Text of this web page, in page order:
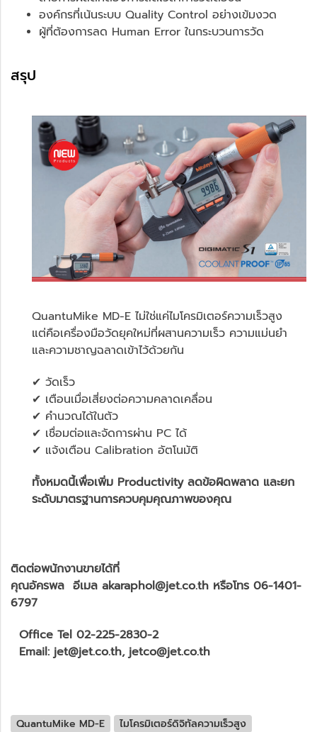
องค์กรที่เน้นระบบ Quality Control อย่างเข้มงวด
ผู้ที่ต้องการลด Human Error ในกระบวนการวัด
สรุป
QuantuMike MD-E ไม่ใช่แค่ไมโครมิเตอร์ความเร็วสูง
แต่คือเครื่องมือวัดยุคใหม่ที่ผสานความเร็ว ความแม่นยำ
และความชาญฉลาดเข้าไว้ด้วยกัน
✔ วัดเร็ว
✔ เตือนเมื่อเสี่ยงต่อความคลาดเคลื่อน
✔ คำนวณได้ในตัว
✔ เชื่อมต่อและจัดการผ่าน PC ได้
✔ แจ้งเตือน Calibration อัตโนมัติ
ทั้งหมดนี้เพื่อเพิ่ม Productivity ลดข้อผิดพลาด และยก
ระดับมาตรฐานการควบคุมคุณภาพของคุณ
ติดต่อพนักงานขายได้ที่
คุณอัครพล อีเมล akaraphol@jet.co.th หรือโทร 06-1401-
6797
Office Tel 02-225-2830-2
Email: jet@jet.co.th, jetco@jet.co.th
QuantuMike MD-E
ไมโครมิเตอร์ดิจิทัลความเร็วสูง